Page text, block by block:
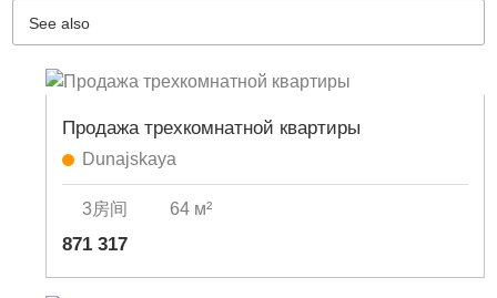
See also
Продажа трехкомнатной квартиры
Dunajskaya
3房间 64 м²
871 317